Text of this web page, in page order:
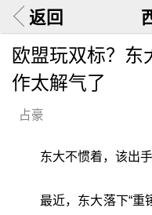
返回
欧盟玩双标？东
作太解气了
占豪
东大不惯着，该出
最近，东大落下“重